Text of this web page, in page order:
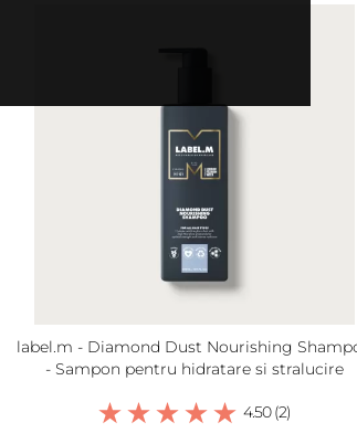
label.m - Diamond Dust Nourishing
- Sampon pentru hidratare si stralucire
4.50 (2)